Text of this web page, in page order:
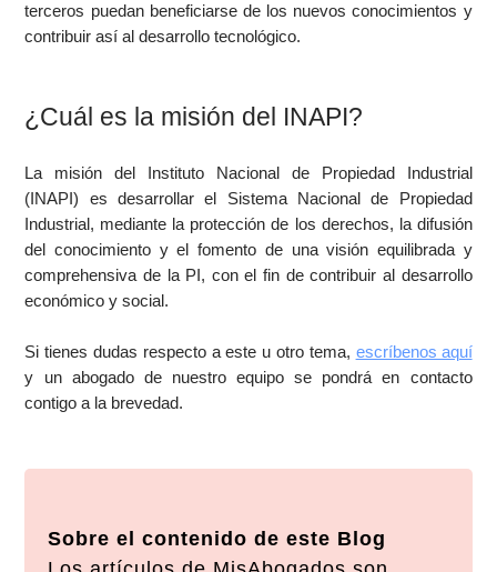
terceros puedan beneficiarse de los nuevos conocimientos y
contribuir así al desarrollo tecnológico.
¿Cuál es la misión del INAPI?
La misión del Instituto Nacional de Propiedad Industrial
(INAPI) es desarrollar el Sistema Nacional de Propiedad
Industrial, mediante la protección de los derechos, la difusión
del conocimiento y el fomento de una visión equilibrada y
comprehensiva de la PI, con el fin de contribuir al desarrollo
económico y social.
Si tienes dudas respecto a este u otro tema, escríbenos aquí
y un abogado de nuestro equipo se pondrá en contacto
contigo a la brevedad.
Sobre el contenido de este Blog